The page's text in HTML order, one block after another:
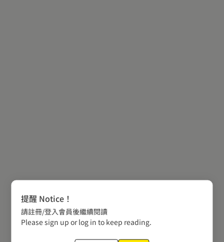
提醒 Notice！
請註冊/登入會員後繼續閱讀
Please sign up or log in to keep reading.